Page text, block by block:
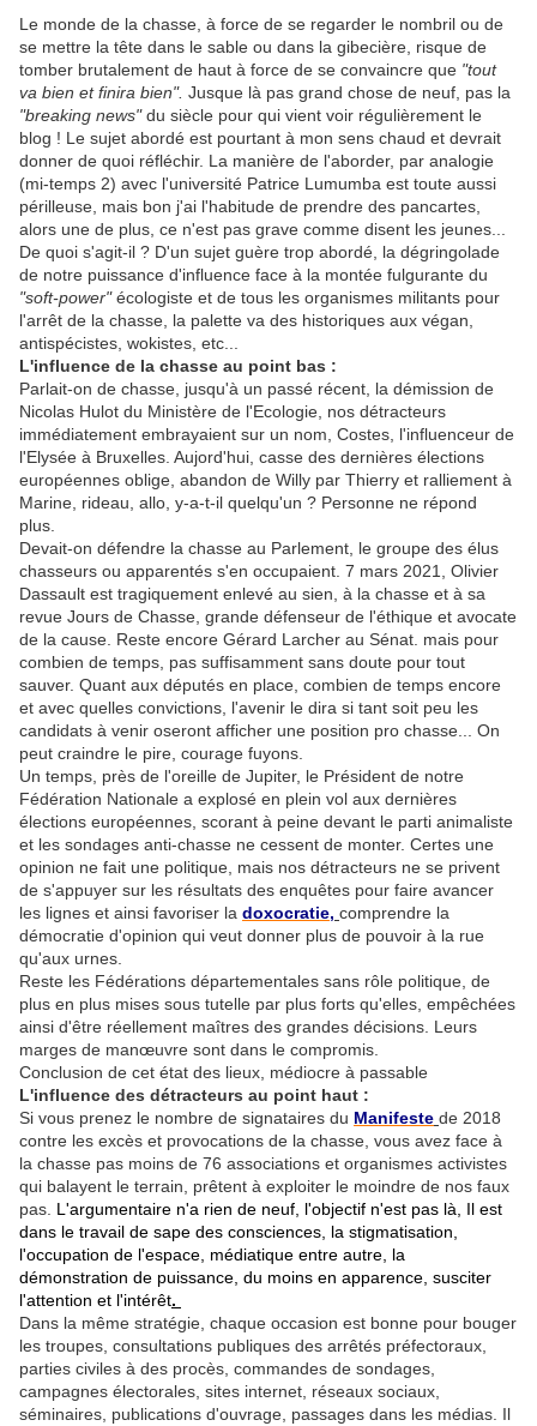
Le monde de la chasse, à force de se regarder le nombril ou de
se mettre la tête dans le sable ou dans la gibecière, risque de
tomber brutalement de haut à force de se convaincre que "tout
va bien et finira bien". Jusque là pas grand chose de neuf, pas la
"breaking news"du siècle pour qui vient voir régulièrement le
blog ! Le sujet abordé est pourtant à mon sens chaud et devrait
donner de quoi réfléchir. La manière de l'aborder, par analogie
(mi-temps 2) avec l'université Patrice Lumumba est toute aussi
périlleuse, mais bon j'ai l'habitude de prendre des pancartes,
alors une de plus, ce n'est pas grave comme disent les jeunes...
De quoi s'agit-il ? D'un sujet guère trop abordé, la dégringolade
de notre puissance d'influence face à la montée fulgurante du
"soft-power"écologiste et de tous les organismes militants pour
l'arrêt de la chasse, la palette va des historiques aux végan,
antispécistes, wokistes, etc...
L'influence de la chasse au point bas :
Parlait-on de chasse, jusqu'à un passé récent, la démission de
Nicolas Hulot du Ministère de l'Ecologie, nos détracteurs
immédiatement embrayaient sur un nom, Costes, l'influenceur de
l'Elysée à Bruxelles. Aujord'hui, casse des dernières élections
européennes oblige, abandon de Willy par Thierry et ralliement à
Marine, rideau, allo, y-a-t-il quelqu'un ? Personne ne répond
plus.
Devait-on défendre la chasse au Parlement, le groupe des élus
chasseurs ou apparentés s'en occupaient. 7 mars 2021, Olivier
Dassault est tragiquement enlevé au sien, à la chasse et à sa
revue Jours de Chasse, grande défenseur de l'éthique et avocate
de la cause. Reste encore Gérard Larcher au Sénat. mais pour
combien de temps, pas suffisamment sans doute pour tout
sauver. Quant aux députés en place, combien de temps encore
et avec quelles convictions, l'avenir le dira si tant soit peu les
candidats à venir oseront afficher une position pro chasse... On
peut craindre le pire, courage fuyons.
Un temps, près de l'oreille de Jupiter, le Président de notre
Fédération Nationale a explosé en plein vol aux dernières
élections européennes, scorant à peine devant le parti animaliste
et les sondages anti-chasse ne cessent de monter. Certes une
opinion ne fait une politique, mais nos détracteurs ne se privent
de s'appuyer sur les résultats des enquêtes pour faire avancer
les lignes et ainsi favoriser la doxocratie, comprendre la
démocratie d'opinion qui veut donner plus de pouvoir à la rue
qu'aux urnes.
Reste les Fédérations départementales sans rôle politique, de
plus en plus mises sous tutelle par plus forts qu'elles, empêchées
ainsi d'être réellement maîtres des grandes décisions. Leurs
marges de manœuvre sont dans le compromis.
Conclusion de cet état des lieux, médiocre à passable
L'influence des détracteurs au point haut :
Si vous prenez le nombre de signataires du Manifeste de 2018
contre les excès et provocations de la chasse, vous avez face à
la chasse pas moins de 76 associations et organismes activistes
qui balayent le terrain, prêtent à exploiter le moindre de nos faux
pas. L'argumentaire n'a rien de neuf, l'objectif n'est pas là, Il est
dans le travail de sape des consciences, la stigmatisation,
l'occupation de l'espace, médiatique entre autre, la
démonstration de puissance, du moins en apparence, susciter
l'attention et l'intérêt.
Dans la même stratégie, chaque occasion est bonne pour bouger
les troupes, consultations publiques des arrêtés préfectoraux,
parties civiles à des procès, commandes de sondages,
campagnes électorales, sites internet, réseaux sociaux,
séminaires, publications d'ouvrage, passages dans les médias. Il